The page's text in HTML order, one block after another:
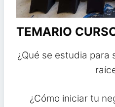
TEMARIO
¿Qué se estudia para
¿Cómo iniciar tu